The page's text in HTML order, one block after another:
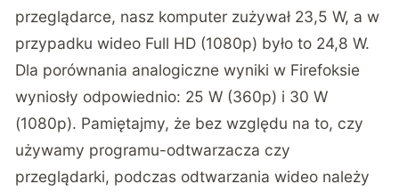
przeglądarce, nasz komputer zużywał 23,5 W, a w
przypadku wideo Full HD (1080p) było to 24,8 W.
Dla porównania analogiczne wyniki w Firefoksie
wyniosły odpowiednio: 25 W (360p) i 30 W
(1080p). Pamiętajmy, że bez względu na to, czy
używamy programu-odtwarzacza czy
przeglądarki, podczas odtwarzania wideo należy